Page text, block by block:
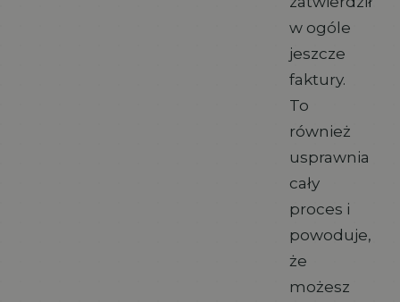
w ogóle
jeszcze
faktury.
To
również
usprawnia
cały
proces i
powoduje,
że
możesz